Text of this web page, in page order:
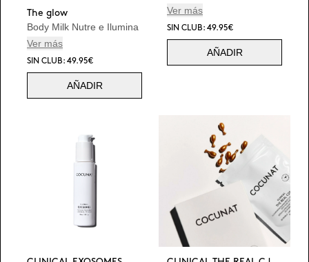
The glow
Body Milk Nutre e Ilumina
Ver más
SIN CLUB: 49.95€
AÑADIR
Ver más
SIN CLUB: 49.95€
AÑADIR